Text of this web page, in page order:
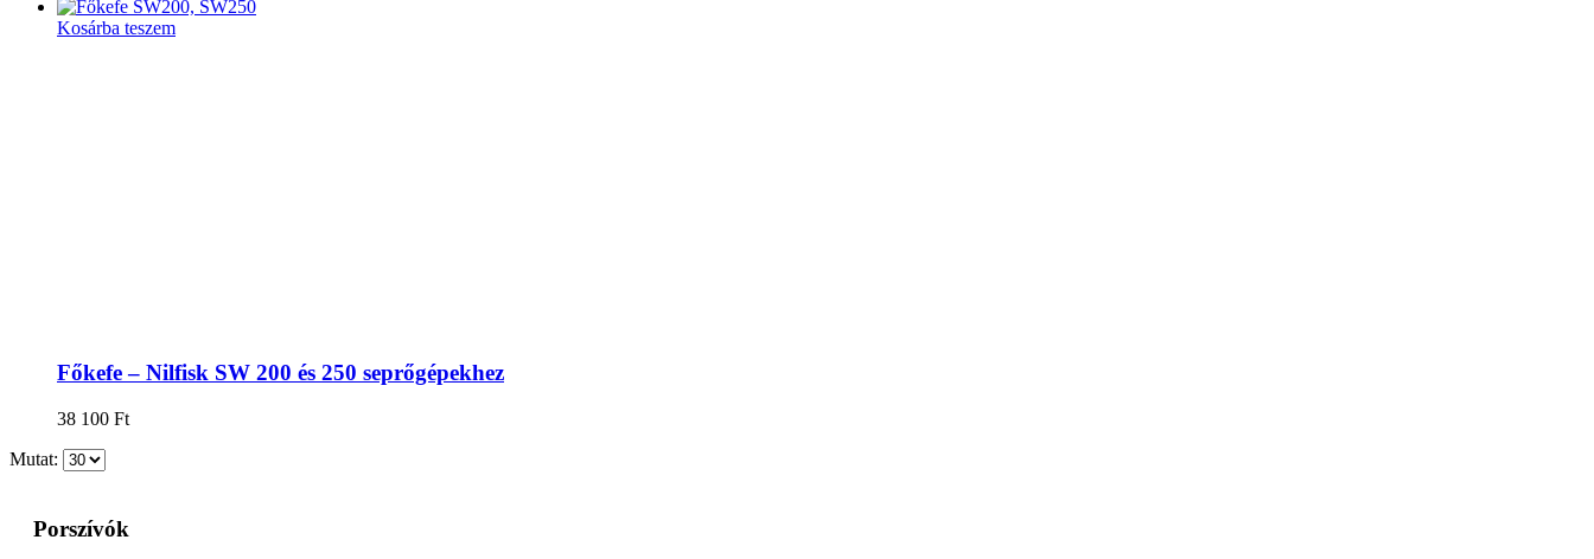
Kosárba teszem
Főkefe – Nilfisk SW 200 és 250 seprőgépekhez
38 100 Ft
Mutat:
Porszívók